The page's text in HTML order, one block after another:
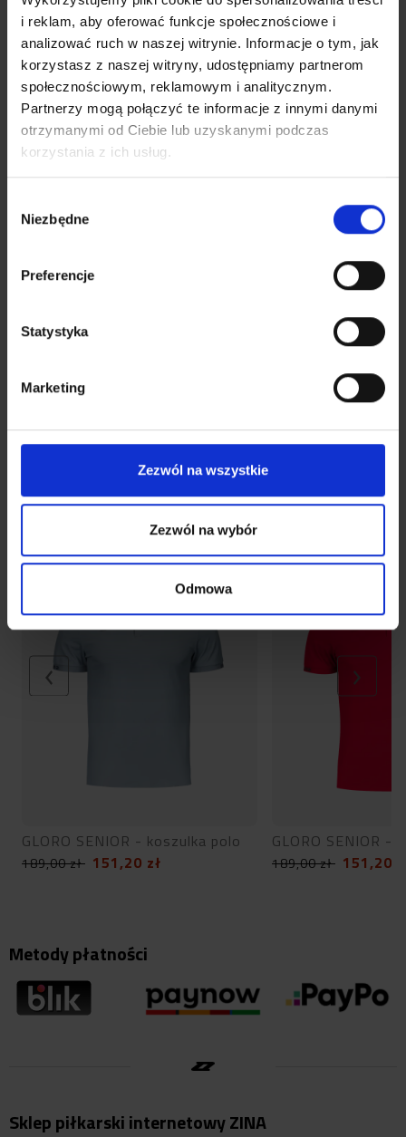
i reklam, aby oferować funkcje społecznościowe i
analizować ruch w naszej witrynie. Informacje o tym, jak
korzystasz z naszej witryny, udostępniamy partnerom
społecznościowym, reklamowym i analitycznym.
Partnerzy mogą połączyć te informacje z innymi danymi
otrzymanymi od Ciebie lub uzyskanymi podczas
korzystania z ich usług.
zgody
Niezbędne
Preferencje
Statystyka
Marketing
Zezwól na wszystkie
Zezwól na wybór
Odmowa
MADERA 2.0 SENIOR -
bezrękawnik
349,00zł 279,20zł
LIBRA - getry
36,00 zł 28,80
NOWOŚĆ
GLORO SENIOR - koszulka polo
189,00zł 151,20 zł
NOWOŚĆ
GLORO SENIOR -
189,00zł 151,20
Metody płatności
Sklep piłkarski internetowy ZINA